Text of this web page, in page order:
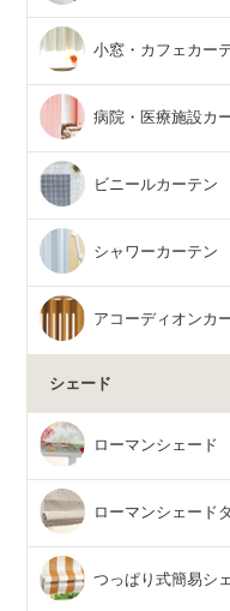
小窓・カフェカー
病院・医療施設カ
ビニールカーテン
シャワーカーテン
アコーディオンカ
シェード
ローマンシェード
ローマンシェード
つっぱり式簡易シ